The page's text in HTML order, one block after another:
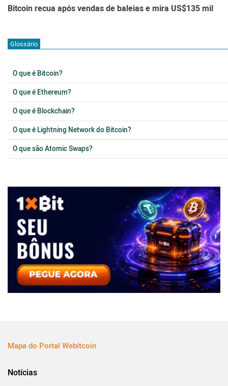
Bitcoin recua após vendas de baleias e mira US$135 mil
Glossário
O que é Bitcoin?
O que é Ethereum?
O que é Blockchain?
O que é Lightning Network do Bitcoin?
O que são Atomic Swaps?
Mapa do Portal Webitcoin
Notícias